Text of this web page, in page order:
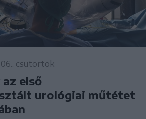
06., csütörtök
első
urológiai műtétet